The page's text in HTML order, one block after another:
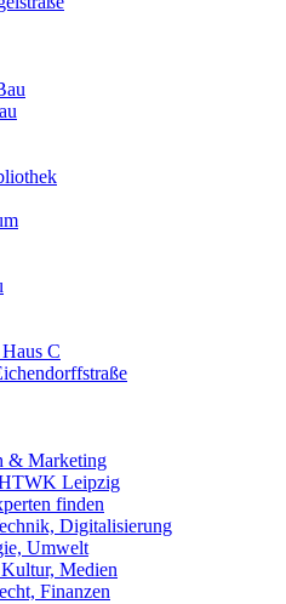
C
& Marketing
HTWK Leipzig
finden
Digitalisierung
Umwelt
Medien
Finanzen